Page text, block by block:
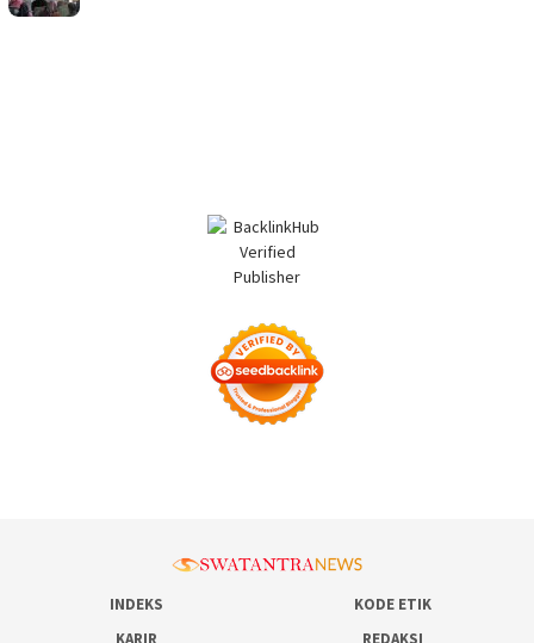
INDEKS
KODE ETIK